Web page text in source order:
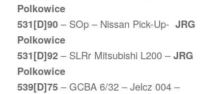
Polkowice
531[D]90 – SOp – Nissan Pick-Up- JRG
Polkowice
531[D]92 – SLRr Mitsubishi L200 – JRG
Polkowice
539[D]75 – GCBA 6/32 – Jelcz 004 –